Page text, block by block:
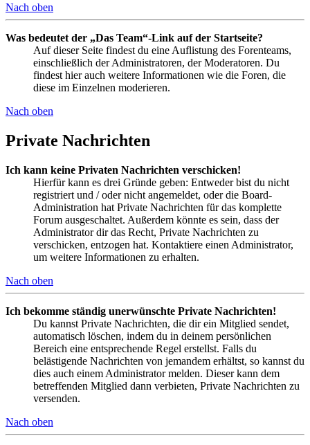
Nach oben
Was bedeutet der „Das Team“-Link auf der Startseite?
Auf dieser Seite findest du eine Auflistung des Forenteams,
einschließlich der Administratoren, der Moderatoren. Du
findest hier auch weitere Informationen wie die Foren, die
diese im Einzelnen moderieren.
Nach oben
Private Nachrichten
Ich kann keine Privaten Nachrichten verschicken!
Hierfür kann es drei Gründe geben: Entweder bist du nicht
registriert und / oder nicht angemeldet, oder die Board-
Administration hat Private Nachrichten für das komplette
Forum ausgeschaltet. Außerdem könnte es sein, dass der
Administrator dir das Recht, Private Nachrichten zu
verschicken, entzogen hat. Kontaktiere einen Administrator,
um weitere Informationen zu erhalten.
Nach oben
Ich bekomme ständig unerwünschte Private Nachrichten!
Du kannst Private Nachrichten, die dir ein Mitglied sendet,
automatisch löschen, indem du in deinem persönlichen
Bereich eine entsprechende Regel erstellst. Falls du
belästigende Nachrichten von jemandem erhältst, so kannst du
dies auch einem Administrator melden. Dieser kann dem
betreffenden Mitglied dann verbieten, Private Nachrichten zu
versenden.
Nach oben